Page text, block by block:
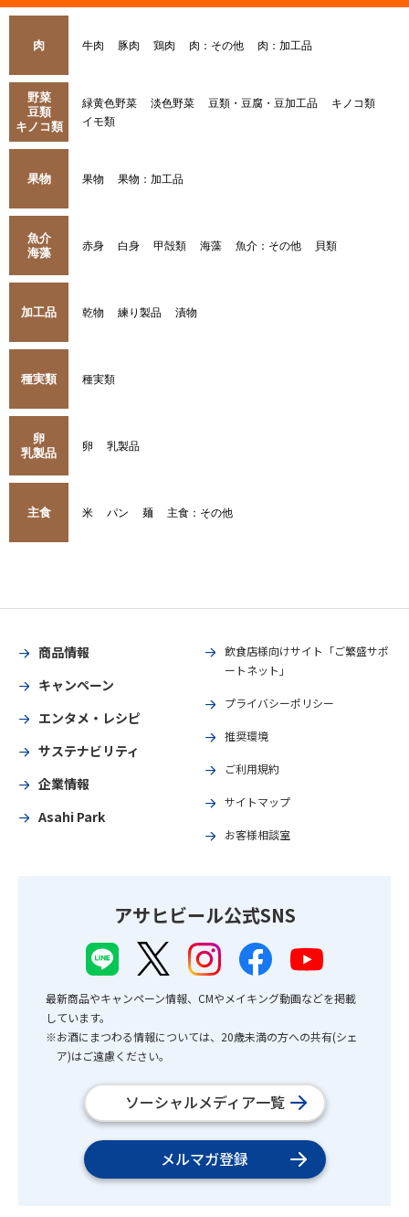
肉 牛肉 豚肉 鶏肉 肉：その他 肉：加工品
野菜
豆類
キノコ類
緑黄色野菜 淡色野菜 豆類・豆腐・豆加工品
キノコ類
イモ類
果物 果物 果物：加工品
魚介
海藻
赤身 白身 甲殻類 海藻 魚介：その他 貝類
加工品 乾物 練り製品 漬物
種実類 種実類
卵
乳製品
卵 乳製品
主食 米 パン 麺 主食：その他
商品情報
キャンペーン
エンタメ・レシピ
サステナビリティ
企業情報
Asahi Park
飲食店様向けサイト「ご繁盛サポ
ートネット」
プライバシーポリシー
推奨環境
ご利用規約
サイトマップ
お客様相談室
アサヒビール公式SNS
最新商品やキャンペーン情報、CMやメイキング動画などを掲載
しています。
※お酒にまつわる情報については、20歳未満の方への共有(シェ
ア)はご遠慮ください。
ソーシャルメディア一覧
メルマガ登録